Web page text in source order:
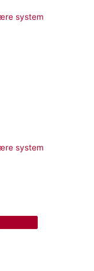
system
system